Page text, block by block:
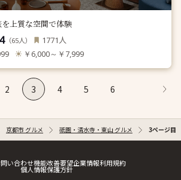
上質な空間で体験
（65人） 1771 人
￥6,000～￥7,999
2 3 4 5 6
京都市 グルメ 祇園・清水寺・東山 グルメ 3ページ目
い合わせ機能改善要望企業情報利用規約
個人情報保護方針